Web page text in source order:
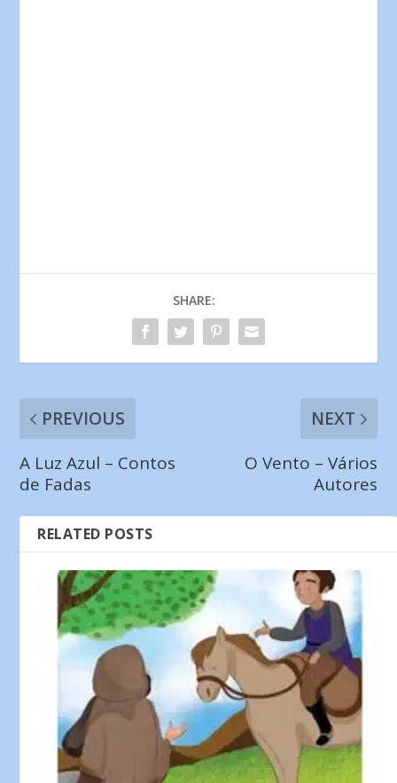
SHARE:
PREVIOUS
A Luz Azul – Contos
de Fadas
NEXT
O Vento – Vários
Autores
RELATED POSTS